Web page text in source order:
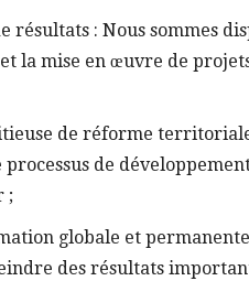
résultats : Nous sommes
la mise en œuvre de
de réforme
de
;
globale et
des résultats